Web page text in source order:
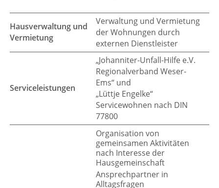
Hausverwaltung und
Vermietung
Verwaltung und Vermietung
der Wohnungen durch
externen Dienstleister
Serviceleistungen
„Johanniter-Unfall-Hilfe e.V.
Regionalverband Weser-
Ems“ und
„Lüttje Engelke“
Servicewohnen nach DIN
77800
Organisation von
gemeinsamen Aktivitäten
nach Interesse der
Hausgemeinschaft
Ansprechpartner in
Alltagsfragen